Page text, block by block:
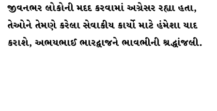
જીવનભર લોકોની મદદ કરવામાં અગ્રેસર રહ્યા હતા,
તેઓને તેમણે કરેલા સેવાકીય કાર્યો માટે હંમેશા યાદ
કરાશે, અભયભાઈ ભારદ્વાજને ભાવભીની શ્રદ્ધાંજલી.